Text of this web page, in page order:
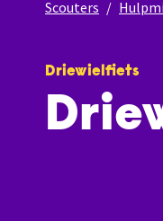
Scouters
Driewielfiets